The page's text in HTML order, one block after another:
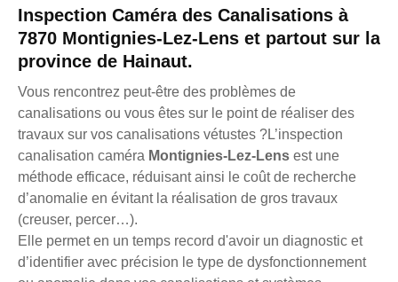
Inspection Caméra des Canalisations à
7870 Montignies-Lez-Lens et partout sur la
province de Hainaut.
Vous rencontrez peut-être des problèmes de
canalisations ou vous êtes sur le point de réaliser des
travaux sur vos canalisations vétustes ?L’inspection
canalisation caméra Montignies-Lez-Lens est une
méthode efficace, réduisant ainsi le coût de recherche
d’anomalie en évitant la réalisation de gros travaux
(creuser, percer…).
Elle permet en un temps record d'avoir un diagnostic et
d’identifier avec précision le type de dysfonctionnement